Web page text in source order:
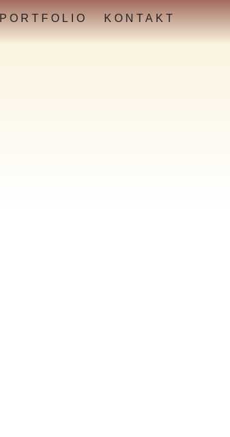
PORTFOLIO KONTAKT